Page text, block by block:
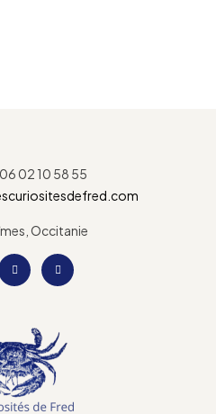
02 10 58 55
Occitanie